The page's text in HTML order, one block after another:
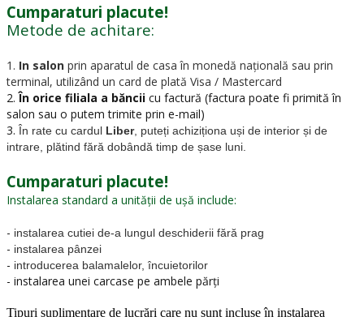
Cumparaturi placute!
Metode de achitare:
1. In salon prin aparatul de casa în monedă națională sau prin
terminal, utilizând un card de plată Visa / Mastercard
2.În orice filiala a băncii cu factură (factura poate fi primită în
salon sau o putem trimite prin e-mail)
3. În rate cu cardul Liber, puteți achiziționa uși de interior și de
intrare, plătind fără dobândă timp de șase luni.
Cumparaturi placute!
Instalarea standard a unității de ușă include:
- instalarea cutiei de-a lungul deschiderii fără prag
- instalarea pânzei
- introducerea balamalelor, încuietorilor
- instalarea unei carcase pe ambele părți
Tipuri suplimentare de lucrări care nu sunt incluse în instalarea